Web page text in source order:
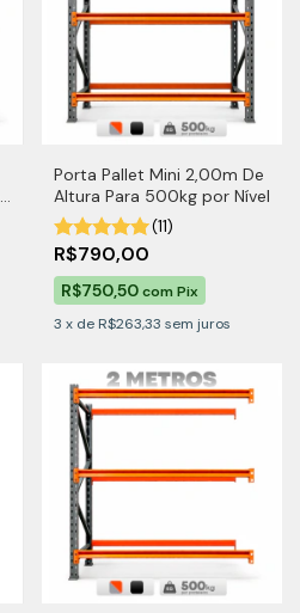
Porta Pallet Mini 2,00m De
Altura Para 500kg por Nível
(11)
R$790,00
R$750,50com Pix
3 x de R$263,33 sem juros